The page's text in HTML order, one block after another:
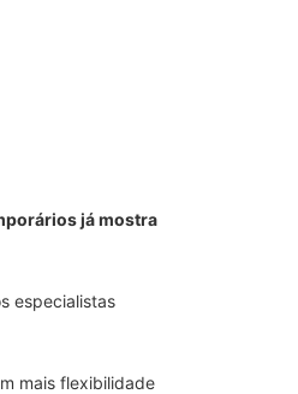
já mostra
especialistas
mais flexibilidade